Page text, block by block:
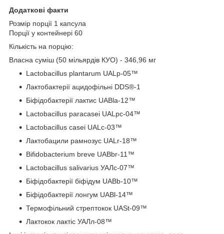
Додаткові факти
Розмір порції 1 капсула
Порції у контейнері 60
Кількість на порцію:
Власна суміш (50 мільярдів КУО) - 346,96 мг
Lactobacillus plantarum UALp-05™
Лактобактерії ацидофільні DDS®-1
Біфідобактерії лактис UABla-12™
Lactobacillus paracasei UALpc-04™
Lactobacillus casei UALc-03™
Лактобацили рамнозус UALr-18™
Bifidobacterium breve UABbr-11™
Lactobacillus salivarius УАЛс-07™
Біфідобактерії біфідум UABb-10™
Біфідобактерії лонгум UABl-14™
Термофільний стрептокок UASt-09™
Лактокок лактіс УАЛл-08™